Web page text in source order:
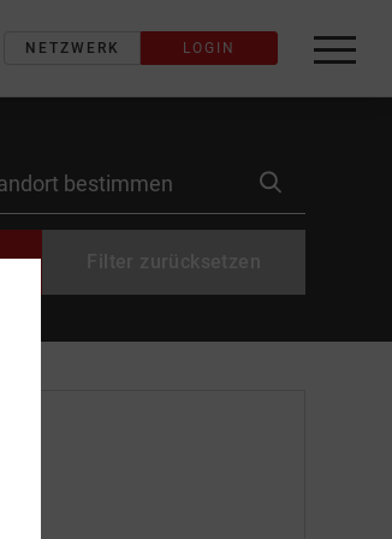
label_search
NETZWERK LOGIN